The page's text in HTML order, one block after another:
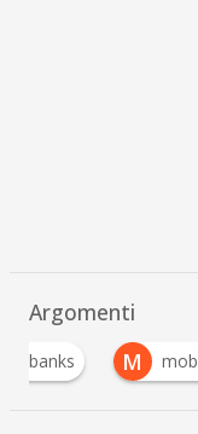
Argomenti
banks M